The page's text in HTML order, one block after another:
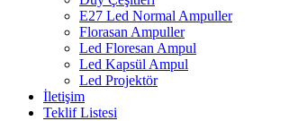
E27 Led Normal Ampuller
Florasan Ampuller
Led Floresan Ampul
Led Kapsül Ampul
Led Projektör
İletişim
Teklif Listesi